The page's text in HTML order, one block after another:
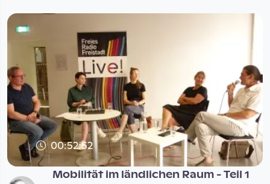
00:52:52
Mobilität im ländlichen Raum - Teil 1